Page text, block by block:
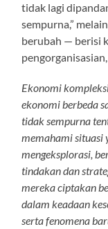
tidak lagi
sempurna,”
berubah — berisi
Ekonomi
ekonomi berbeda
tidak sempurna
memahami situasi
mengeksplorasi,
tindakan dan
mereka ciptakan
dalam keadaan
serta fenomena